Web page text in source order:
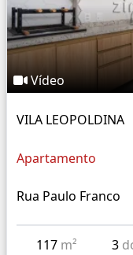
Vídeo
VILA LEOPOLDINA
Apartamento
Rua Paulo Franco
117 m² 3